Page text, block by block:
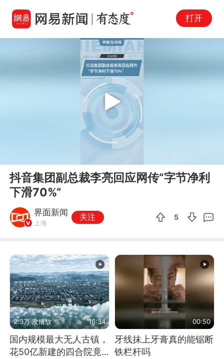
打开
Play
抖音集团副总裁李亮回应网传“字节净利
下滑70%”
界面新闻
上海
关注 5
2.3万 次播放 16:34
国内规模最大无人古镇，
花50亿新建的四合院竟
00:50
牙线抹上牙膏真的能锯断
铁栏杆吗